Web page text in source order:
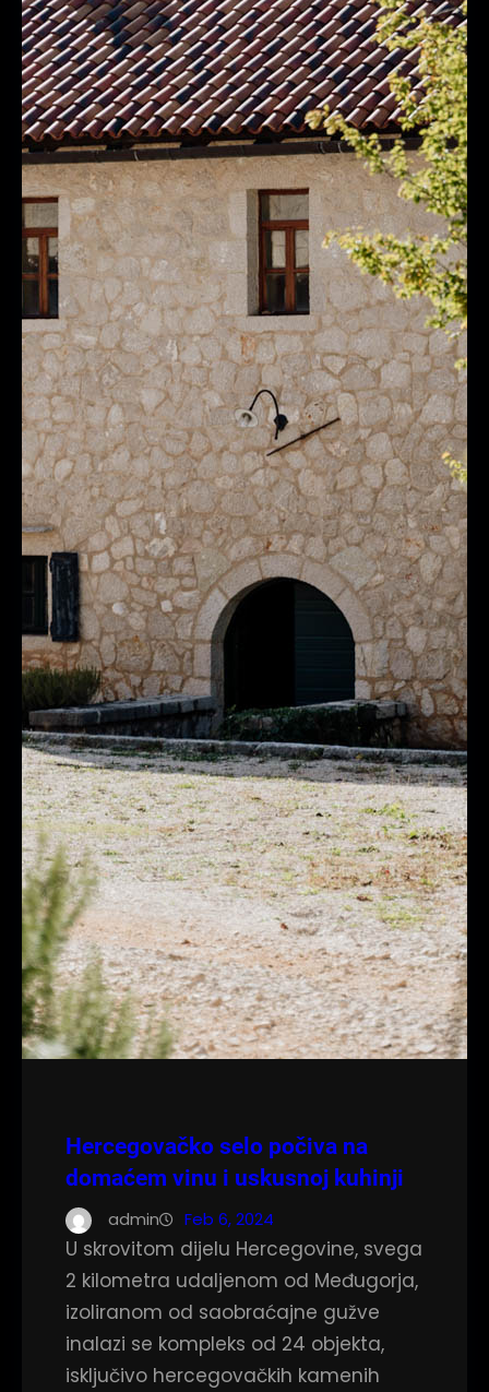
Hercegovačko selo počiva na
domaćem vinu i uskusnoj kuhinji
admin Feb 6, 2024
U skrovitom dijelu Hercegovine, svega
2 kilometra udaljenom od Međugorja,
izoliranom od saobraćajne gužve
inalazi se kompleks od 24 objekta,
isključivo hercegovačkih kamenih